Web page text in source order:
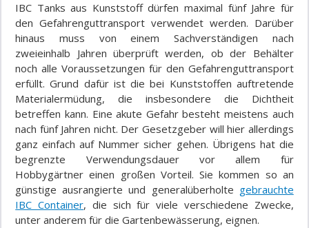
IBC Tanks aus Kunststoff dürfen maximal fünf Jahre für
den Gefahrenguttransport verwendet werden. Darüber
hinaus muss von einem Sachverständigen nach
zweieinhalb Jahren überprüft werden, ob der Behälter
noch alle Voraussetzungen für den Gefahrenguttransport
erfüllt. Grund dafür ist die bei Kunststoffen auftretende
Materialermüdung, die insbesondere die Dichtheit
betreffen kann. Eine akute Gefahr besteht meistens auch
nach fünf Jahren nicht. Der Gesetzgeber will hier allerdings
ganz einfach auf Nummer sicher gehen. Übrigens hat die
begrenzte Verwendungsdauer vor allem für
Hobbygärtner einen großen Vorteil. Sie kommen so an
günstige ausrangierte und generalüberholte gebrauchte
IBC Container, die sich für viele verschiedene Zwecke,
unter anderem für die Gartenbewässerung, eignen.